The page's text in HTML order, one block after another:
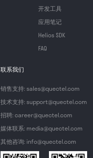
开发工具
应用笔记
Helios SDK
FAQ
联系我们
销售支持: sales@quectel.com
技术支持: support@quectel.com
招聘: career@quectel.com
媒体联系: media@quectel.com
其他咨询: info@quectel.com